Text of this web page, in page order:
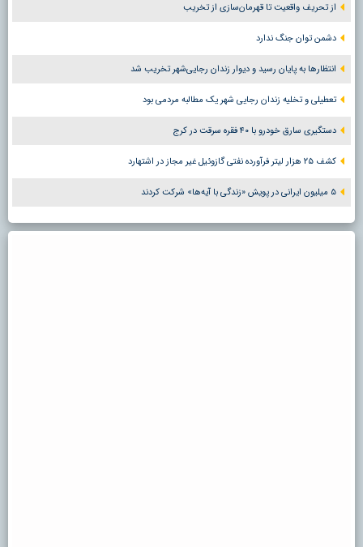
از تحریف واقعیت تا قهرمان‌سازی از تخریب
دشمن توان جنگ ندارد
انتظارها به پایان رسید و دیوار زندان رجایی‌شهر تخریب شد
تعطیلی و تخلیه زندان رجایی شهر یک مطالبه مردمی بود
دستگیری سارق خودرو با ۴۰ فقره سرقت در کرج
کشف ۲۵ هزار لیتر فرآورده نفتی گازوئیل غیر مجاز در اشتهارد
۵ میلیون ایرانی در پویش «زندگی با آیه‌ها» شرکت کردند